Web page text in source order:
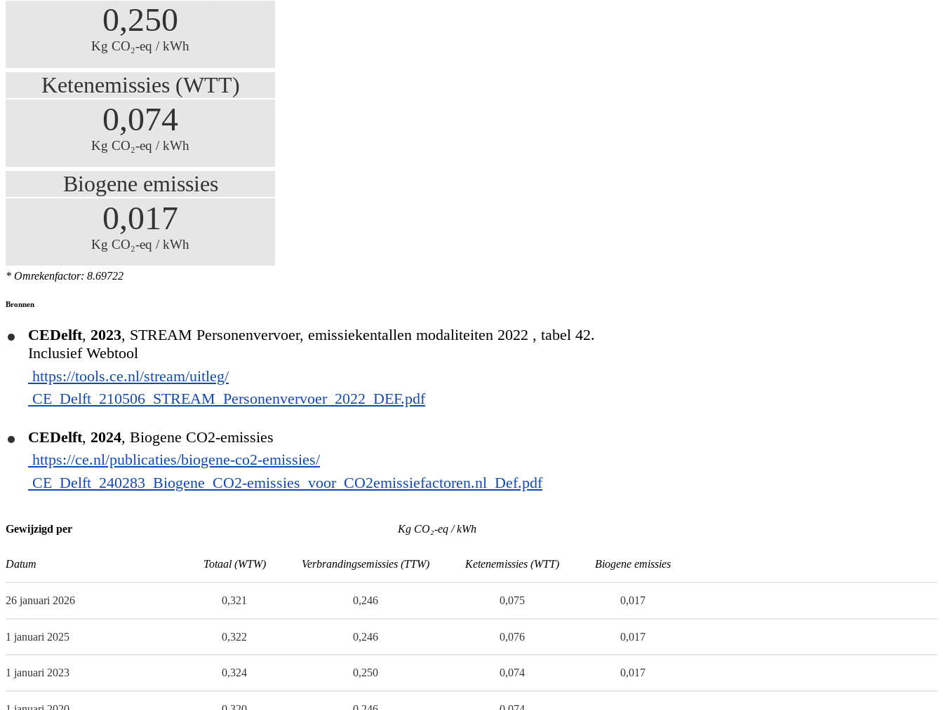
0,250
Kg CO₂-eq / kWh
Ketenemissies (WTT)
0,074
Kg CO₂-eq / kWh
Biogene emissies
0,017
Kg CO₂-eq / kWh
* Omrekenfactor: 8.69722
Bronnen
CEDelft, 2023, STREAM Personenvervoer, emissiekentallen modaliteiten 2022 , tabel 42.
Inclusief Webtool
https://tools.ce.nl/stream/uitleg/
CE_Delft_210506_STREAM_Personenvervoer_2022_DEF.pdf
CEDelft, 2024, Biogene CO2-emissies
https://ce.nl/publicaties/biogene-co2-emissies/
CE_Delft_240283_Biogene_CO2-emissies_voor_CO2emissiefactoren.nl_Def.pdf
Gewijzigd per Kg CO₂-eq / kWh
Datum Totaal (WTW) Verbrandingsemissies (TTW) Ketenemissies (WTT) Biogene emissies
26 januari 2026 0,321 0,246 0,075 0,017
1 januari 2025 0,322 0,246 0,076 0,017
1 januari 2023 0,324 0,250 0,074 0,017